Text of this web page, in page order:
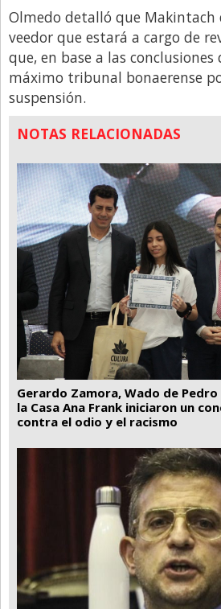
Olmedo detalló que Makintach
veedor que estará a cargo de
que, en base a las conclusiones
máximo tribunal bonaerense
suspensión.
NOTAS RELACIONADAS
Gerardo Zamora, Wado de
la Casa Ana Frank iniciaron un
contra el odio y el racismo